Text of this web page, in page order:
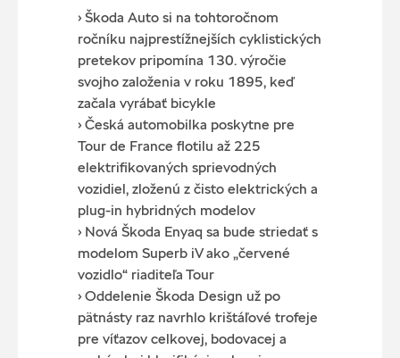
› Škoda Auto si na tohtoročnom
ročníku najprestížnejších cyklistických
pretekov pripomína 130. výročie
svojho založenia v roku 1895, keď
začala vyrábať bicykle
› Česká automobilka poskytne pre
Tour de France flotilu až 225
elektrifikovaných sprievodných
vozidiel, zloženú z čisto elektrických a
plug-in hybridných modelov
› Nová Škoda Enyaq sa bude striedať s
modelom Superb iV ako „červené
vozidlo“ riaditeľa Tour
› Oddelenie Škoda Design už po
pätnásty raz navrhlo krištáľové trofeje
pre víťazov celkovej, bodovacej a